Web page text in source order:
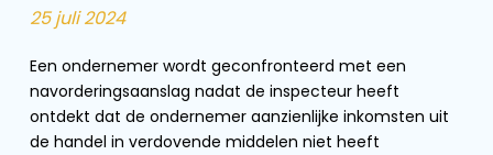
25 juli 2024
Een ondernemer wordt geconfronteerd met een
navorderingsaanslag nadat de inspecteur heeft
ontdekt dat de ondernemer aanzienlijke inkomsten uit
de handel in verdovende middelen niet heeft